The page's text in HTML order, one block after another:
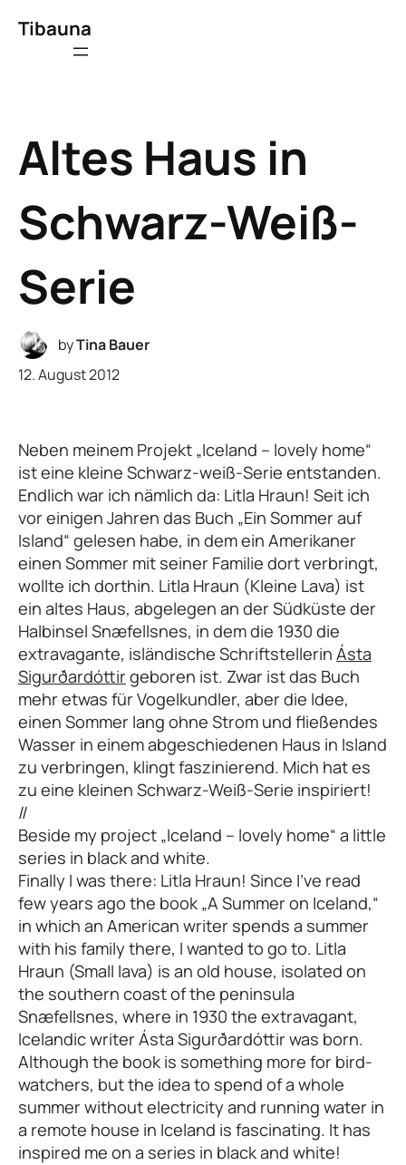
Tibauna
Altes Haus in
Schwarz-Weiß-
Serie
byTina Bauer
12. August 2012
Neben meinem Projekt „Iceland – lovely home“
ist eine kleine Schwarz-weiß-Serie entstanden.
Endlich war ich nämlich da: Litla Hraun! Seit ich
vor einigen Jahren das Buch „Ein Sommer auf
Island“ gelesen habe, in dem ein Amerikaner
einen Sommer mit seiner Familie dort verbringt,
wollte ich dorthin. Litla Hraun (Kleine Lava) ist
ein altes Haus, abgelegen an der Südküste der
Halbinsel Snæfellsnes, in dem die 1930 die
extravagante, isländische Schriftstellerin Ásta
Sigurðardóttir geboren ist. Zwar ist das Buch
mehr etwas für Vogelkundler, aber die Idee,
einen Sommer lang ohne Strom und fließendes
Wasser in einem abgeschiedenen Haus in Island
zu verbringen, klingt faszinierend. Mich hat es
zu eine kleinen Schwarz-Weiß-Serie inspiriert!
//
Beside my project „Iceland – lovely home“ a little
series in black and white.
Finally I was there: Litla Hraun! Since I’ve read
few years ago the book „A Summer on Iceland,“
in which an American writer spends a summer
with his family there, I wanted to go to. Litla
Hraun (Small lava) is an old house, isolated on
the southern coast of the peninsula
Snæfellsnes, where in 1930 the extravagant,
Icelandic writer Ásta Sigurðardóttir was born.
Although the book is something more for bird-
watchers, but the idea to spend of ​​a whole
summer without electricity and running water in
a remote house in Iceland is fascinating. It has
inspired me on a series in black and white!